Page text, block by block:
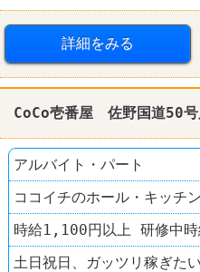
社員登用あり 車・バイク
ファーストフード レス
詳細をみる
CoCo壱番屋 佐野国道50
アルバイト・パート
ココイチのホール・キッチ
時給1,100円以上 研修中
土日祝日、ガッツリ稼ぎた